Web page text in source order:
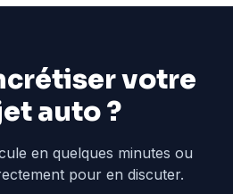
votre
auto ?
en quelques minutes ou
pour en discuter.